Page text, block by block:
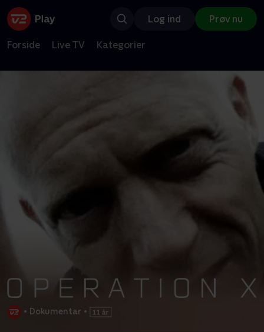
Log ind Prøv nu
Forside Live TV Kategorier
• Dokumentar •